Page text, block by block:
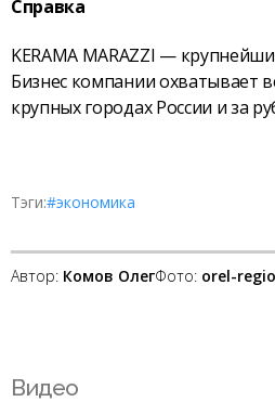
Справка
KERAMA MARAZZI —
Бизнес компании охватывает
крупных городах России и за
Тэги:#экономика
Автор: Комов ОлегФото: orel-
Видео